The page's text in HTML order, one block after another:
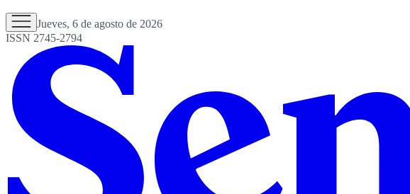
Jueves, 6 de agosto de 2026
ISSN 2745-2794